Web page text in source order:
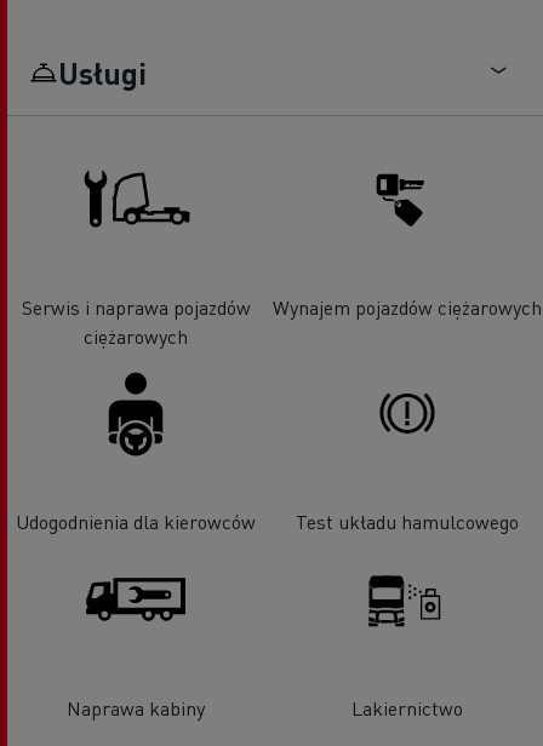
Usługi
Serwis i naprawa pojazdów
ciężarowych
Wynajem pojazdów ciężarowych
Udogodnienia dla kierowców Test układu hamulcowego
Naprawa kabiny Lakiernictwo